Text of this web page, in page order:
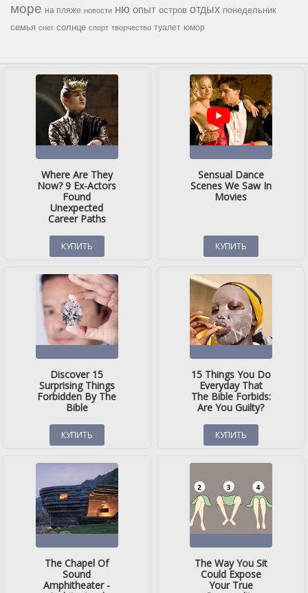
море на пляже новости ню опыт остров отдых понедельник
семья снег солнце спорт творчество туалет юмор